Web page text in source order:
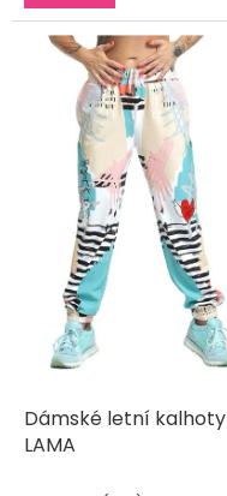
Dámské letní kalhoty
LAMA